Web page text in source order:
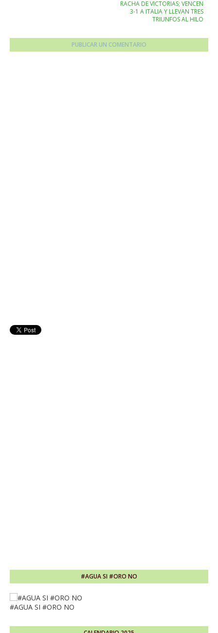
RACHA DE VICTORIAS; VENCEN
3-1 A ITALIA Y LLEVAN TRES
TRIUNFOS AL HILO
PUBLICAR UN COMENTARIO
#AGUA SI #ORO NO
#AGUA SI #ORO NO